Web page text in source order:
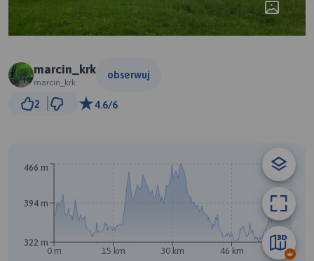
marcin_krk
marcin_krk
obserwuj
2 4.6/6
0 m 15 km 30 km 46 km 61 km
322 m
394 m
466 m